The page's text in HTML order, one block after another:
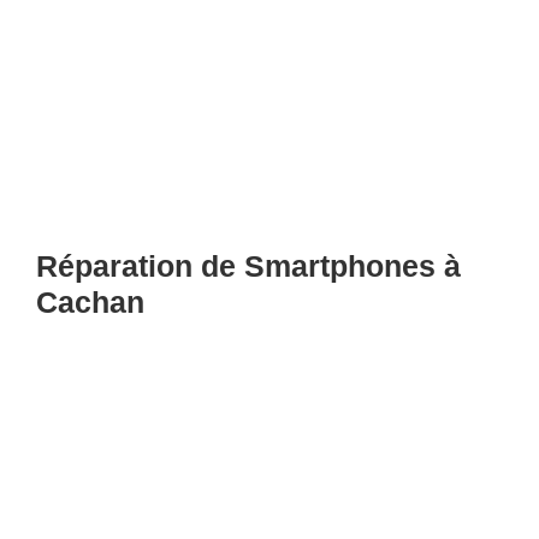
Réparation de Smartphones à
Cachan